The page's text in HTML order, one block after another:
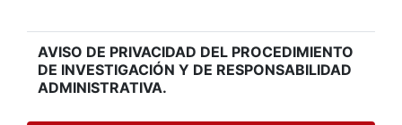
AVISO DE PRIVACIDAD DEL PROCEDIMIENTO
DE INVESTIGACIÓN Y DE RESPONSABILIDAD
ADMINISTRATIVA.